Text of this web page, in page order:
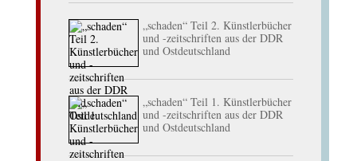
„schaden“ Teil 2. Künstlerbücher
und -zeitschriften aus der DDR
und Ostdeutschland
„schaden“ Teil 1. Künstlerbücher
und -zeitschriften aus der DDR
und Ostdeutschland